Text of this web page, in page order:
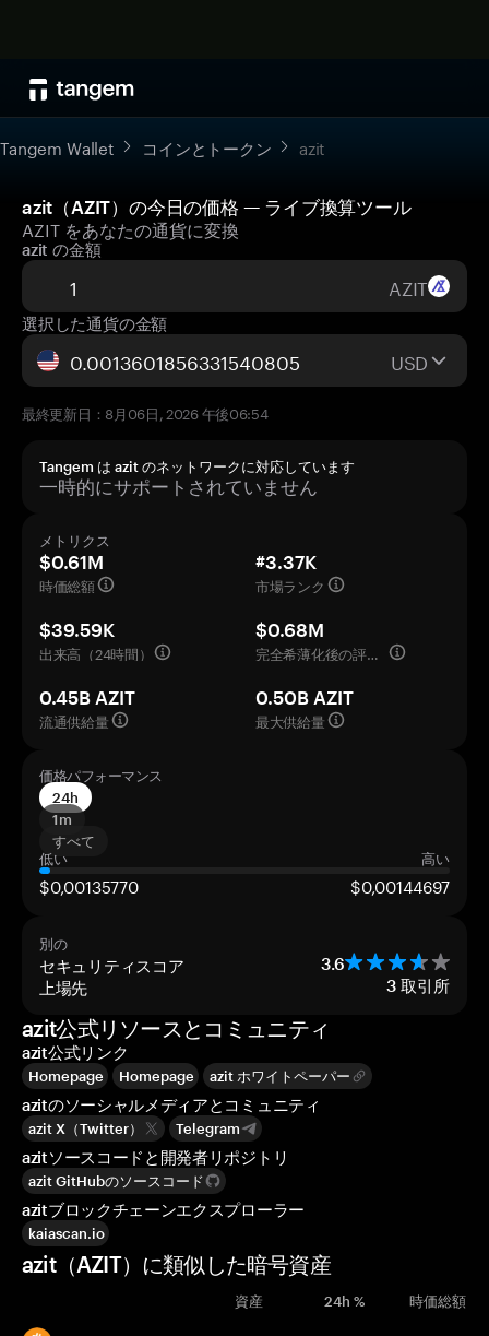
Tangem Wallet コインとトークン azit
azit（AZIT）の今日の価格 — ライブ換算ツール
AZIT をあなたの通貨に変換
azit の金額
AZIT
選択した通貨の金額
USD
最終更新日：8月06日, 2026 午後06:54
Tangem は azit のネットワークに対応しています
一時的にサポートされていません
メトリクス
$0.61M
時価総額
#3.37K
市場ランク
$39.59K
出来高（24時間）
$0.68M
完全希薄化後の評価額
0.45B AZIT
流通供給量
0.50B AZIT
最大供給量
価格パフォーマンス
24h
1m
すべて
低い
高い
$0,00135770 $0,00144697
別の
セキュリティスコア 3.6
上場先 3 取引所
azit公式リソースとコミュニティ
azit公式リンク
Homepage Homepage azit ホワイトペーパー
azitのソーシャルメディアとコミュニティ
azit X（Twitter） Telegram
azitソースコードと開発者リポジトリ
azit GitHubのソースコード
azitブロックチェーンエクスプローラー
kaiascan.io
azit（AZIT）に類似した暗号資産
資産 24h % 時価総額